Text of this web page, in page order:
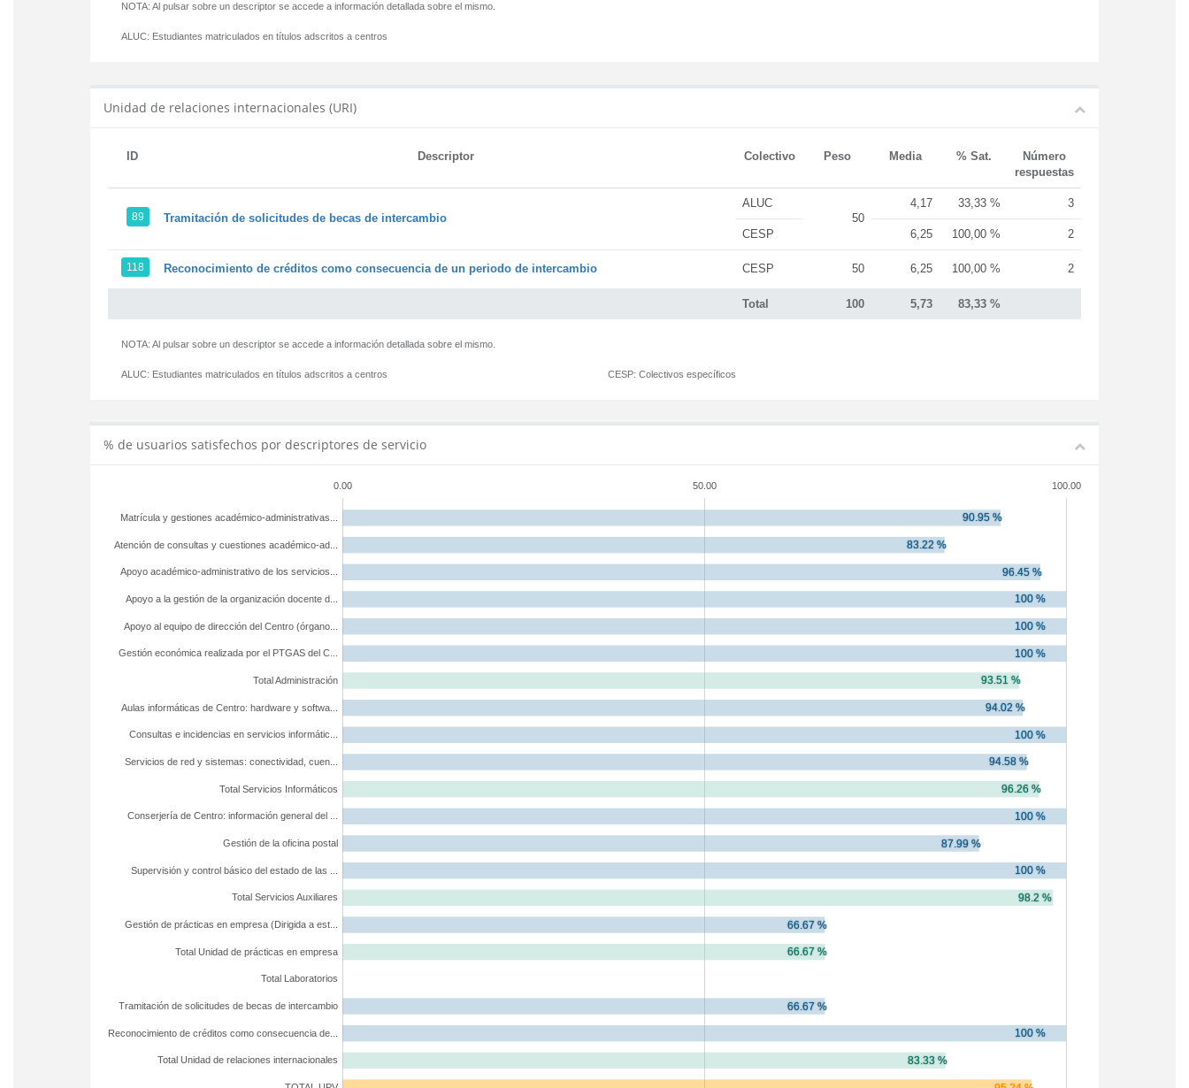
NOTA: Al pulsar sobre un descriptor se accede a información detallada sobre el mismo.
ALUC: Estudiantes matriculados en títulos adscritos a centros
Unidad de relaciones internacionales (URI)
ID Descriptor Colectivo Peso Media % Sat.
Número
respuestas
Total 100 5,73 83,33 %
89 Tramitación de solicitudes de becas de intercambio
ALUC
50
4,17 33,33 % 3
CESP 6,25 100,00 % 2
118 Reconocimiento de créditos como consecuencia de un periodo de intercambio CESP 50 6,25 100,00 % 2
NOTA: Al pulsar sobre un descriptor se accede a información detallada sobre el mismo.
ALUC: Estudiantes matriculados en títulos adscritos a centros CESP: Colectivos específicos
% de usuarios satisfechos por descriptores de servicio
0.00 50.00 100.00
Total Unidad de relaciones internacionales
Reconocimiento de créditos como consecuencia de...
Tramitación de solicitudes de becas de intercambio
Total Laboratorios
Total Unidad de prácticas en empresa
Gestión de prácticas en empresa (Dirigida a est...
Total Servicios Auxiliares
Supervisión y control básico del estado de las ...
Gestión de la oficina postal
Conserjería de Centro: información general del ...
Total Servicios Informáticos
Servicios de red y sistemas: conectividad, cuen...
Consultas e incidencias en servicios informátic...
Aulas informáticas de Centro: hardware y softwa...
Total Administración
Gestión económica realizada por el PTGAS del C...
Apoyo al equipo de dirección del Centro (órgano...
Apoyo a la gestión de la organización docente d...
Apoyo académico-administrativo de los servicios...
Atención de consultas y cuestiones académico-ad...
Matrícula y gestiones académico-administrativas...